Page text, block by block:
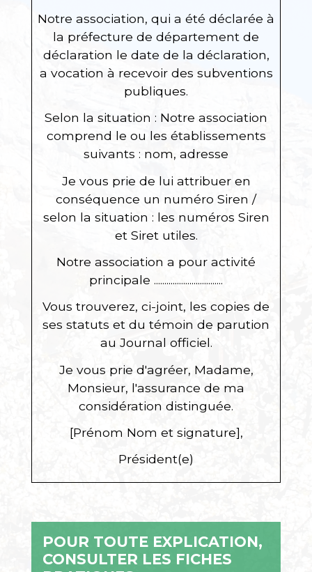
Notre association, qui a été déclarée à
la préfecture de département de
déclaration le date de la déclaration,
a vocation à recevoir des subventions
publiques.
Selon la situation : Notre association
comprend le ou les établissements
suivants : nom, adresse
Je vous prie de lui attribuer en
conséquence un numéro Siren /
selon la situation : les numéros Siren
et Siret utiles.
Notre association a pour activité
principale .................................
Vous trouverez, ci-joint, les copies de
ses statuts et du témoin de parution
au Journal officiel.
Je vous prie d'agréer, Madame,
Monsieur, l'assurance de ma
considération distinguée.
[Prénom Nom et signature],
Président(e)
POUR TOUTE EXPLICATION,
CONSULTER LES FICHES